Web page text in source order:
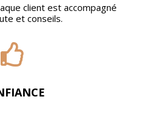
client est accompagné
et conseils.
